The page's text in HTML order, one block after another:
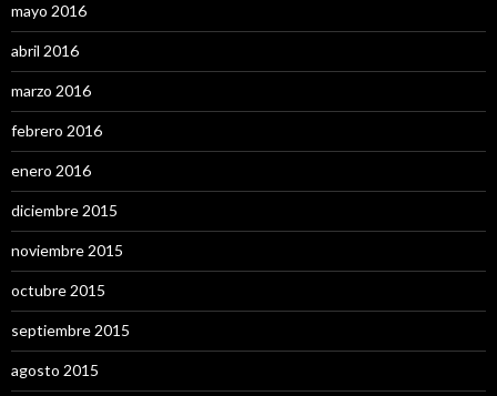
mayo 2016
abril 2016
marzo 2016
febrero 2016
enero 2016
diciembre 2015
noviembre 2015
octubre 2015
septiembre 2015
agosto 2015